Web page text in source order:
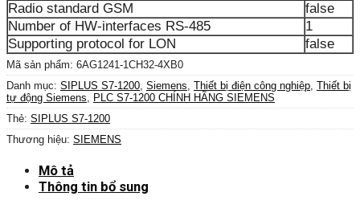
Radio standard GSM
false
Number of HW-interfaces RS-485
1
Supporting protocol for LON
false
Mã sản phẩm: 6AG1241-1CH32-4XB0
Danh mục: SIPLUS S7-1200, Siemens, Thiết bị điện công nghiệp, Thiết bị
tự động Siemens, PLC S7-1200 CHÍNH HÃNG SIEMENS
Thẻ: SIPLUS S7-1200
Thương hiệu: SIEMENS
Mô tả
Thông tin bổ sung